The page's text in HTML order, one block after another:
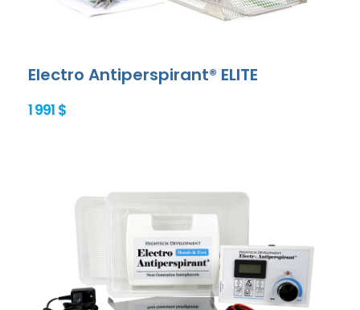
Electro Antiperspirant® ELITE
1 991 $